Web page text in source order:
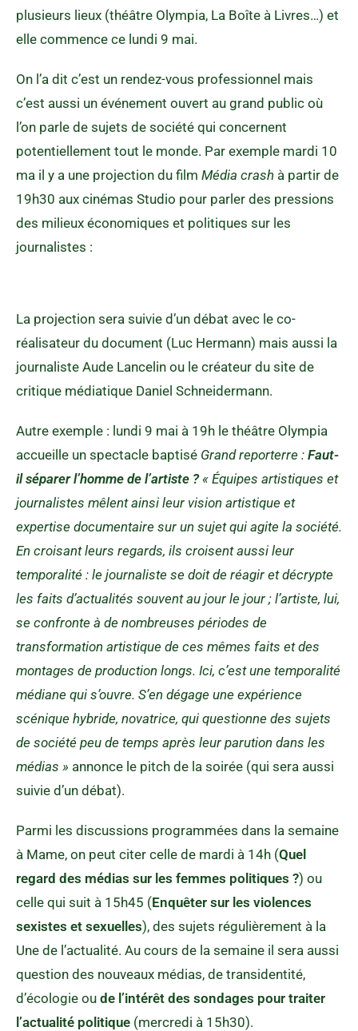
plusieurs lieux (théâtre Olympia, La Boîte à Livres…) et
elle commence ce lundi 9 mai.
On l’a dit c’est un rendez-vous professionnel mais
c’est aussi un événement ouvert au grand public où
l’on parle de sujets de société qui concernent
potentiellement tout le monde. Par exemple mardi 10
ma il y a une projection du film Média crash à partir de
19h30 aux cinémas Studio pour parler des pressions
des milieux économiques et politiques sur les
journalistes :
La projection sera suivie d’un débat avec le co-
réalisateur du document (Luc Hermann) mais aussi la
journaliste Aude Lancelin ou le créateur du site de
critique médiatique Daniel Schneidermann.
Autre exemple : lundi 9 mai à 19h le théâtre Olympia
accueille un spectacle baptisé Grand reporterre : Faut-
il séparer l’homme de l’artiste ?« Équipes artistiques et
journalistes mêlent ainsi leur vision artistique et
expertise documentaire sur un sujet qui agite la société.
En croisant leurs regards, ils croisent aussi leur
temporalité : le journaliste se doit de réagir et décrypte
les faits d’actualités souvent au jour le jour ; l’artiste, lui,
se confronte à de nombreuses périodes de
transformation artistique de ces mêmes faits et des
montages de production longs. Ici, c’est une temporalité
médiane qui s’ouvre. S’en dégage une expérience
scénique hybride, novatrice, qui questionne des sujets
de société peu de temps après leur parution dans les
médias » annonce le pitch de la soirée (qui sera aussi
suivie d’un débat).
Parmi les discussions programmées dans la semaine
à Mame, on peut citer celle de mardi à 14h (Quel
regard des médias sur les femmes politiques ?) ou
celle qui suit à 15h45 (Enquêter sur les violences
sexistes et sexuelles), des sujets régulièrement à la
Une de l’actualité. Au cours de la semaine il sera aussi
question des nouveaux médias, de transidentité,
d’écologie ou de l’intérêt des sondages pour traiter
l’actualité politique (mercredi à 15h30).